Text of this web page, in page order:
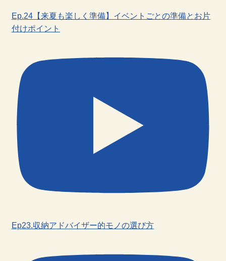
Ep.24【来夏も楽しく準備】イベントごとの準備とお片
付けポイント
Ep23.収納アドバイザー的モノの選び方